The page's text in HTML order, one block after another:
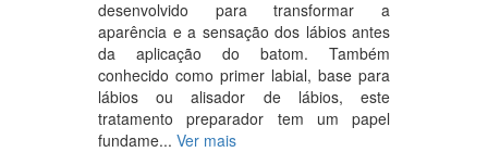
desenvolvido para transformar a
aparência e a sensação dos lábios antes
da aplicação do batom. Também
conhecido como primer labial, base para
lábios ou alisador de lábios, este
tratamento preparador tem um papel
fundame... Ver mais